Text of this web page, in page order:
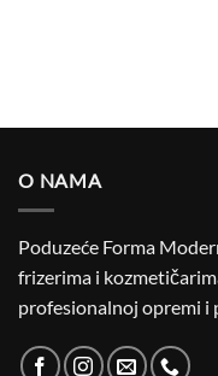
O NAMA
Poduzeće Forma
frizerima i
profesionalnoj opremi i